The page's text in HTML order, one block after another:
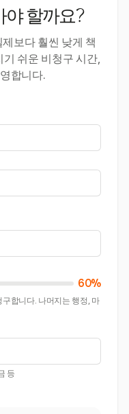
야 할까요?
보다 훨씬 낮게 책
쉬운 비청구 시간,
합니다.
60%
합니다. 나머지는 행정, 마
등